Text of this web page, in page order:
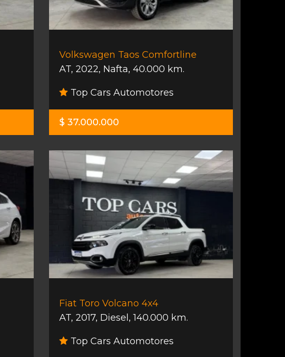
Volkswagen Taos Comfortline
AT, 2022, Nafta, 40.000 km.
Top Cars Automotores
$ 37.000.000
Fiat Toro Volcano 4x4
AT, 2017, Diesel ,140.000 km.
Top Cars Automotores